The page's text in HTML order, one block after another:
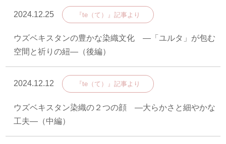
2024.12.25 『te（て）』記事より
ウズベキスタンの豊かな染織文化 ―「ユルタ」が包む
空間と祈りの紐―（後編）
2024.12.12 『te（て）』記事より
ウズベキスタン染織の２つの顔 ―大らかさと細やかな
工夫―（中編）